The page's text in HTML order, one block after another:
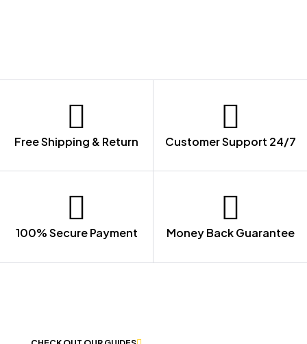
Free Shipping & Return Customer Support 24/7
100% Secure Payment Money Back Guarantee